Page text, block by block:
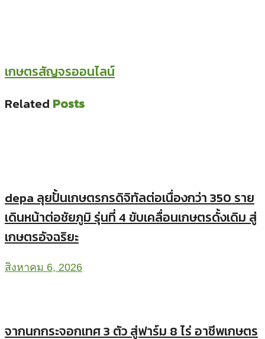
เกษตรสัญจรออนไลน์
Related Posts
depa ลุยปั้นเกษตรกรดิจิทัลต่อเนื่องกว่า 350 ราย
เดินหน้าต่อชัยภูมิ รุ่นที่ 4 ขับเคลื่อนเกษตรดั้งเดิม สู่
เกษตรอัจฉริยะ
สิงหาคม 6, 2026
จากนกกระจอกเทศ 3 ตัว สู่ฟาร์ม 8 ไร่ อาชีพเกษตร